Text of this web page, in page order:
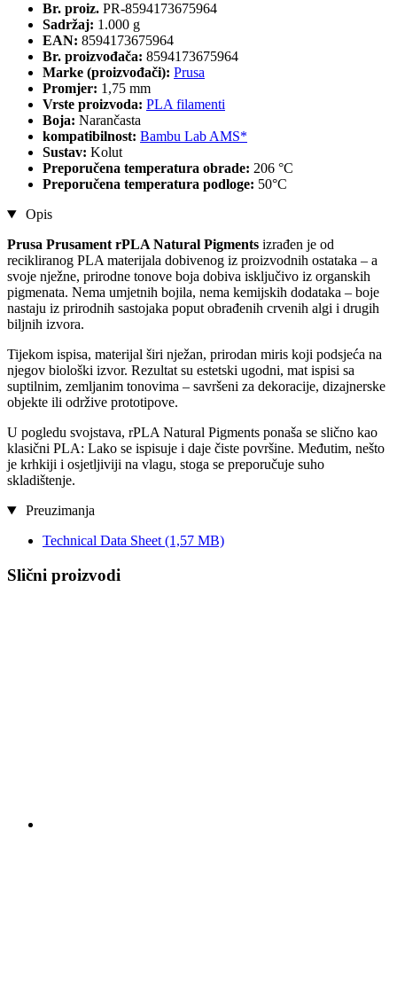
Br. proiz. PR-8594173675964
Sadržaj: 1.000 g
EAN: 8594173675964
Br. proizvođača: 8594173675964
Marke (proizvođači): Prusa
Promjer: 1,75 mm
Vrste proizvoda: PLA filamenti
Boja: Narančasta
kompatibilnost: Bambu Lab AMS*
Sustav: Kolut
Preporučena temperatura obrade: 206 °C
Preporučena temperatura podloge: 50°C
Opis
Prusa Prusament rPLA Natural Pigments izrađen je od
recikliranog PLA materijala dobivenog iz proizvodnih ostataka – a
svoje nježne, prirodne tonove boja dobiva isključivo iz organskih
pigmenata. Nema umjetnih bojila, nema kemijskih dodataka – boje
nastaju iz prirodnih sastojaka poput obrađenih crvenih algi i drugih
biljnih izvora.
Tijekom ispisa, materijal širi nježan, prirodan miris koji podsjeća na
njegov biološki izvor. Rezultat su estetski ugodni, mat ispisi sa
suptilnim, zemljanim tonovima – savršeni za dekoracije, dizajnerske
objekte ili održive prototipove.
U pogledu svojstava, rPLA Natural Pigments ponaša se slično kao
klasični PLA: Lako se ispisuje i daje čiste površine. Međutim, nešto
je krhkiji i osjetljiviji na vlagu, stoga se preporučuje suho
skladištenje.
Preuzimanja
Technical Data Sheet (1,57 MB)
Slični proizvodi